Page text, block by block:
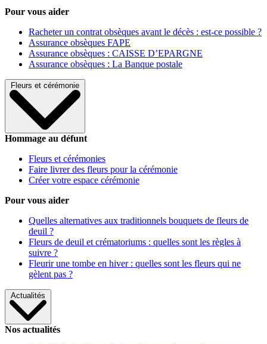
Pour vous aider
Racheter un contrat obsèques avant le décès : est-ce possible ?
Assurance obsèques FAPE
Assurance obsèques : CAISSE D’EPARGNE
Assurance obsèques : La Banque postale
Fleurs et cérémonie
Hommage au défunt
Fleurs et cérémonies
Faire livrer des fleurs pour la cérémonie
Créer votre espace cérémonie
Pour vous aider
Quelles alternatives aux traditionnels bouquets de fleurs de
deuil ?
Fleurs de deuil et crématoriums : quelles sont les règles à
suivre ?
Fleurir une tombe en hiver : quelles sont les fleurs qui ne
gèlent pas ?
Actualités
Nos actualités